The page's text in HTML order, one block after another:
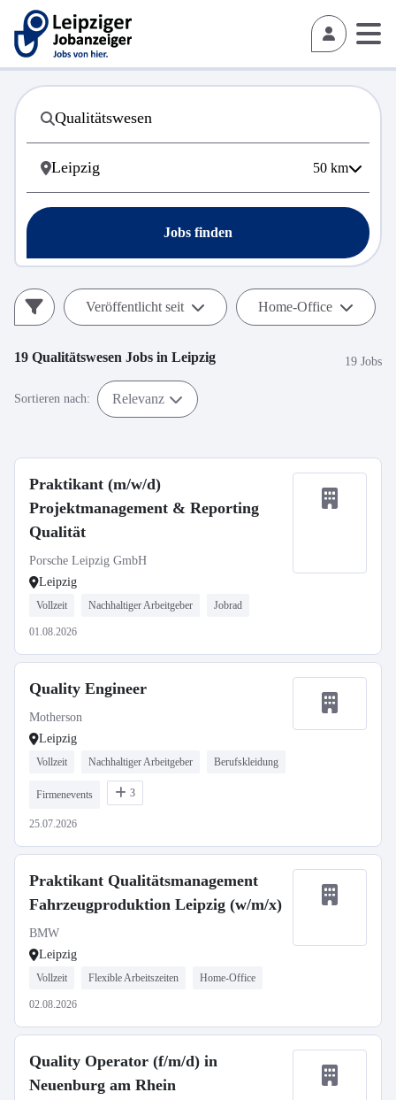
50 km
Jobs finden
Veröffentlicht seit Home-Office
19 Qualitätswesen Jobs in Leipzig 19 Jobs
Sortieren nach: Relevanz
Praktikant (m/w/d)
Projektmanagement & Reporting
Qualität
Porsche Leipzig GmbH
Leipzig
Vollzeit Nachhaltiger Arbeitgeber Jobrad
01.08.2026
Quality Engineer
Motherson
Leipzig
Vollzeit Nachhaltiger Arbeitgeber Berufskleidung
Firmenevents 3
25.07.2026
Praktikant Qualitätsmanagement
Fahrzeugproduktion Leipzig (w/m/x)
BMW
Leipzig
Vollzeit Flexible Arbeitszeiten Home-Office
02.08.2026
Quality Operator (f/m/d) in
Neuenburg am Rhein